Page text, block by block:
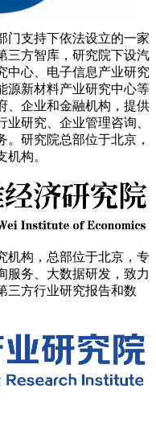
门支持下依法设立的一家
三方智库，研究院下设汽
中心、电子信息产业研究
源新材料产业研究中心等
、企业和金融机构，提供
研究、企业管理咨询、
研究院总部位于北京，
构。
机构，总部位于北京，专
服务、大数据研发，致力
三方行业研究报告和数